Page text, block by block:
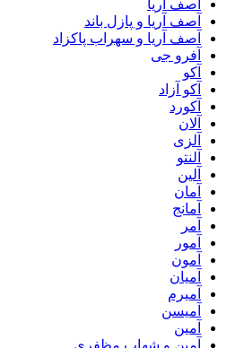
آصف آریا
آصف آریا و پازل باند
آصف آریا و سهراب پاکزاد
آفرو جی
آکو
آکو آزاد
آکورد
آلان
آلزی
آلنتو
آلین
آمان
آمانج
آمر
آمور
آمون
آمیان
آمیرم
آمیسن
آمین